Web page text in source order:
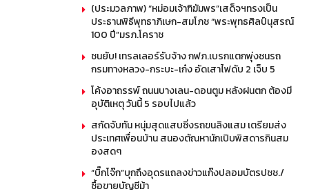
(ประมวลภาพ) “หม่อมเจ้าฑิฆัมพร”เสด็จฯทรงเป็น
ประธานพิธีพุทธาภิเษก-สมโภช “พระพุทธศิลป์นุสรณ์
100 ปี”มรภ.โคราช
ชนยับ! เทรลเลอร์รับจ้าง กฟภ.เบรกแตกพุ่งชนรถ
กรมทางหลวง-กระบะ-เก๋ง อัดเสาไฟดับ 2 เจ็บ 5
โค้งอาถรรพ์ ถนนบางเลน-ดอนตูม หลังฝนตก ต้องมี
อุบัติเหตุ วันนี้ 5 รอบไปแล้ว
สกัดจับทัน หนุ่มสุดแสบซิ่งรถขนลิงแสม เตรียมส่ง
ประเทศเพื่อนบ้าน สนองตัณหานักเปิบพิสดารกินสม
องสดๆ
“บิ๊กโจ๊ก”บุกถึงอุดรแถลงข่าวแก๊งปลอมบัตรปชช./
ซื้อขายบัญชีม้า